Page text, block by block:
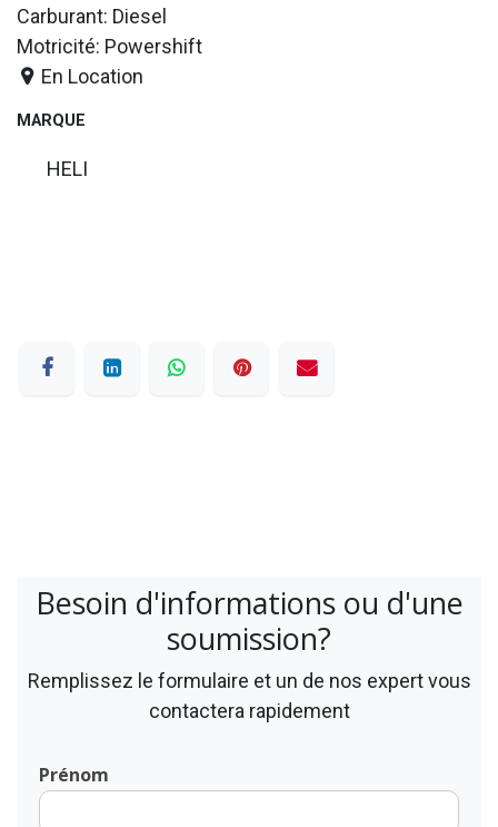
Carburant: Diesel
Motricité: Powershift
En Location
MARQUE
HELI
Besoin d'informations ou d'une
soumission?
Remplissez le formulaire et un de nos expert vous
contactera rapidement
Prénom